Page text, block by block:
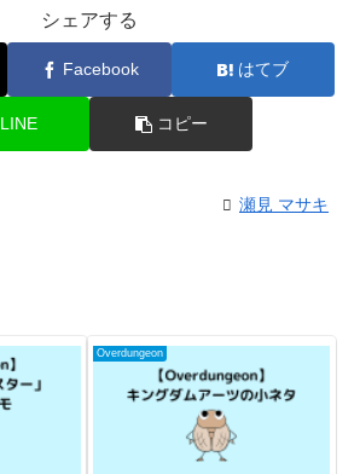
シェアする
Facebook はてブ
LINE コピー
瀬見 マサキ
Overdungeon